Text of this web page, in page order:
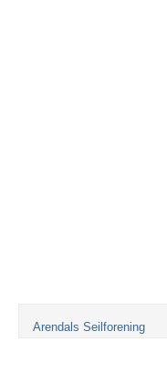
Arendals Seilforening